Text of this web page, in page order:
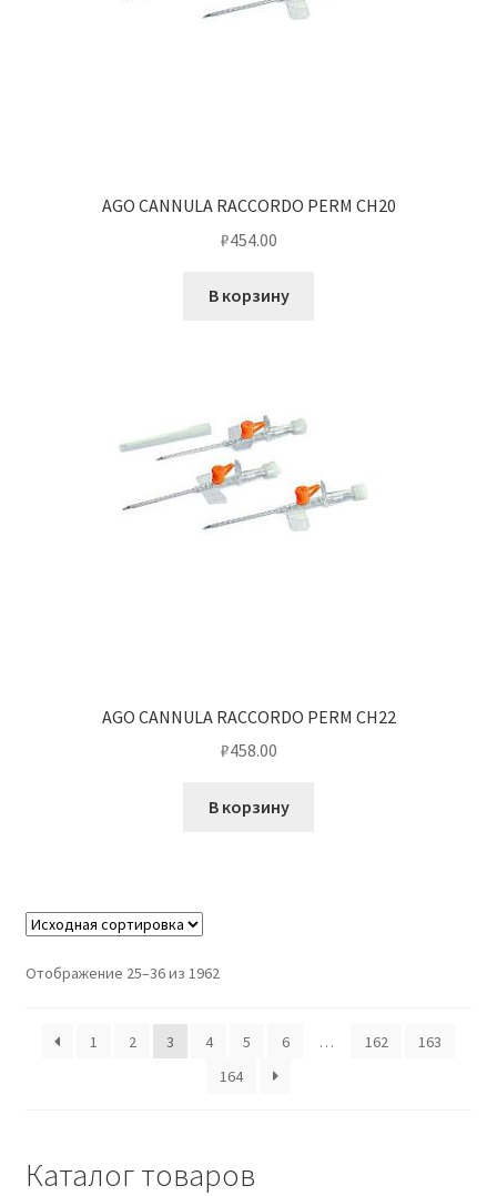
AGO CANNULA RACCORDO PERM CH20
₽454.00
В корзину
AGO CANNULA RACCORDO PERM CH22
₽458.00
В корзину
Отображение 25–36 из 1962
1 2 3 4 5 6 … 162
163
164
Каталог товаров